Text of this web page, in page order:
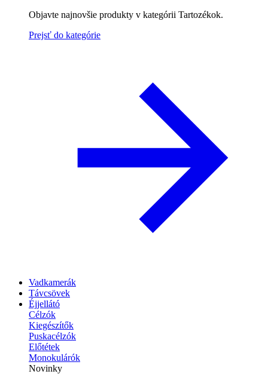
Objavte najnovšie produkty v kategórii Tartozékok.
Prejsť do kategórie
Vadkamerák
Távcsövek
Éjjellátó
Célzók
Kiegészítők
Puskacélzók
Előtétek
Monokulárók
Novinky